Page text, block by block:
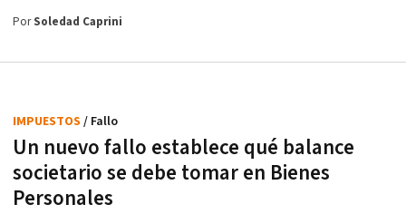
PorSoledad Caprini
Un nuevo fallo establece qué balance
societario se debe tomar en Bienes
Personales
IMPUESTOS / Fallo